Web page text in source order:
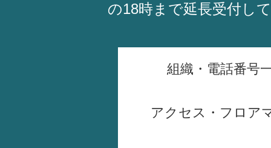
の18時まで延長受付し
組織・電話番号
アクセス・フロア